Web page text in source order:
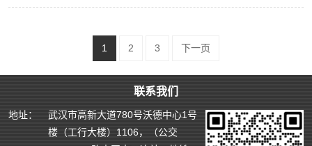
1 2 3 下一页
联系我们
地址：
武汉市高新大道780号沃德中心1号
楼（工行大楼）1106，（公交